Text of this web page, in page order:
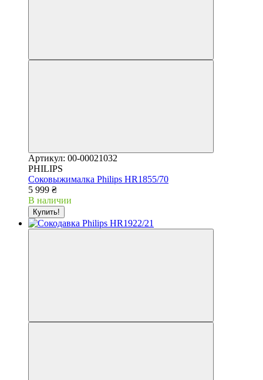
Артикул: 00-00021032
PHILIPS
Соковыжималка Philips HR1855/70
5 999 ₴
В наличии
Купить!